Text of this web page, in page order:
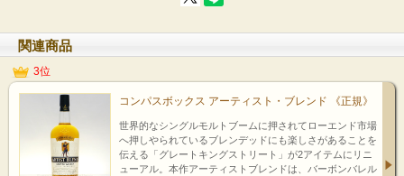
関連商品
3位
コンパスボックス アーティスト・ブレンド 《正規》
世界的なシングルモルトブームに押されてローエンド市場
へ押しやられているブレンデッドにも楽しさがあることを
伝える「グレートキングストリート」が2アイテムにリニ
ューアル。本作アーティストブレンドは、バーボンバレル